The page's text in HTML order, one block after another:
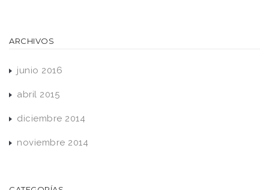
ARCHIVOS
junio 2016
abril 2015
diciembre 2014
noviembre 2014